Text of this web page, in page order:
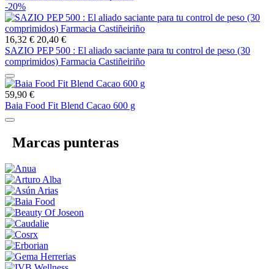
-20%
16,32 € 20,40 €
SAZIO PEP 500 : El aliado saciante para tu control de peso (30
comprimidos) Farmacia Castiñeiriño
59,90 €
Baia Food Fit Blend Cacao 600 g
Marcas punteras